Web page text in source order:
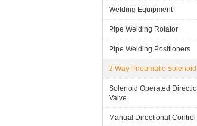
Welding Equipment
Pipe Welding Rotator
Pipe Welding Positioners
2 Way Pneumatic Solenoid
Solenoid Operated
Valve
Manual Directional Control